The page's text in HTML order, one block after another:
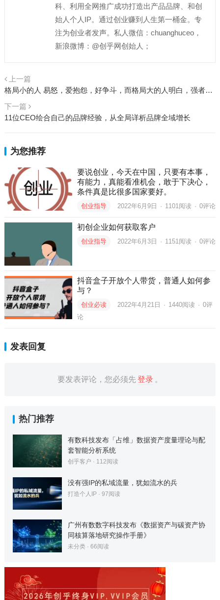
科、利用全网推广成功打造出产品品牌、和创
始人个人IP。通过创业赚到人生第一桶金。专
注为创业者发声。私人微信：chuanghuceo，
新浪微博：@创乎网创始人；
上一篇
格局小的人 易怒，爱抱怨，好争斗，而格局大的人明白，强者互帮，弱者互撕
下一篇
11位CEO绘合自己的品牌经验，从全局详析品牌全域增长
为您推荐
要说创业，今天在中国，只要有本事，
有能力，真能看准机会，敢于下决心，
条件真是比很多国家要好。
创业指导 2022年6月9日 · 1101 阅读 · 0评论
初创企业如何获取客户
创业指导 2022年6月3日 · 1151 阅读 · 0评论
抖音盒子开放个人带货，普通人如何参
与？
创业必读 2022年4月21日 · 1440阅读 · 0评
论
发表回复
要发表评论，您必须先登录 。
热门推荐
有数科技发布「占维」数据资产度量理论与配
套智能分析系统
创乎客户 · 112阅读
没有强IP的私域流量，犹如流水的兵
打造个人IP· 97阅读
广州有数数字科技发布《数据资产与碳资产协
同核算落地研究操作手册》
未分类· 66阅读